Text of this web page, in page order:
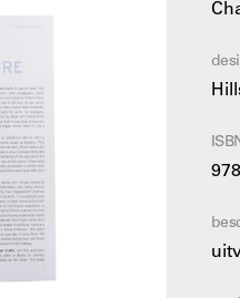
In dit
bieden